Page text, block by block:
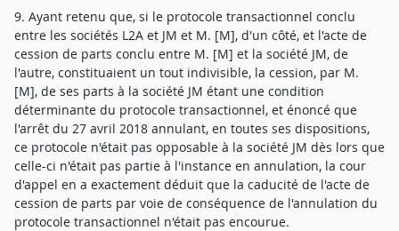
9. Ayant retenu que, si le protocole transactionnel conclu
entre les sociétés L2A et JM et M. [M], d'un côté, et l'acte de
cession de parts conclu entre M. [M] et la société JM, de
l'autre, constituaient un tout indivisible, la cession, par M.
[M], de ses parts à la société JM étant une condition
déterminante du protocole transactionnel, et énoncé que
l'arrêt du 27 avril 2018 annulant, en toutes ses dispositions,
ce protocole n'était pas opposable à la société JM dès lors que
celle-ci n'était pas partie à l'instance en annulation, la cour
d'appel en a exactement déduit que la caducité de l'acte de
cession de parts par voie de conséquence de l'annulation du
protocole transactionnel n'était pas encourue.